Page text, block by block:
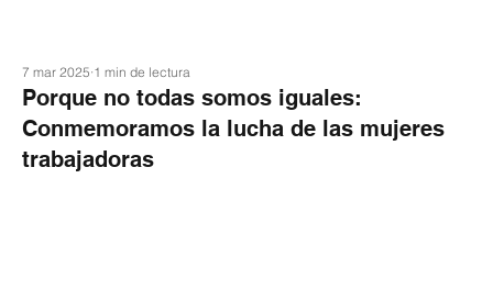
Porque no todas somos iguales:
Conmemoramos la lucha de las mujeres
trabajadoras
7 mar 2025 1 min de lectura